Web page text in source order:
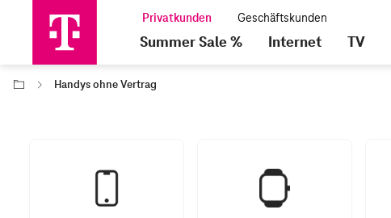
Summer Sale % Internet TV
Handys ohne Vertrag